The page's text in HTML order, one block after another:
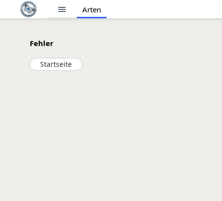
menu Arten
Fehler
Startseite